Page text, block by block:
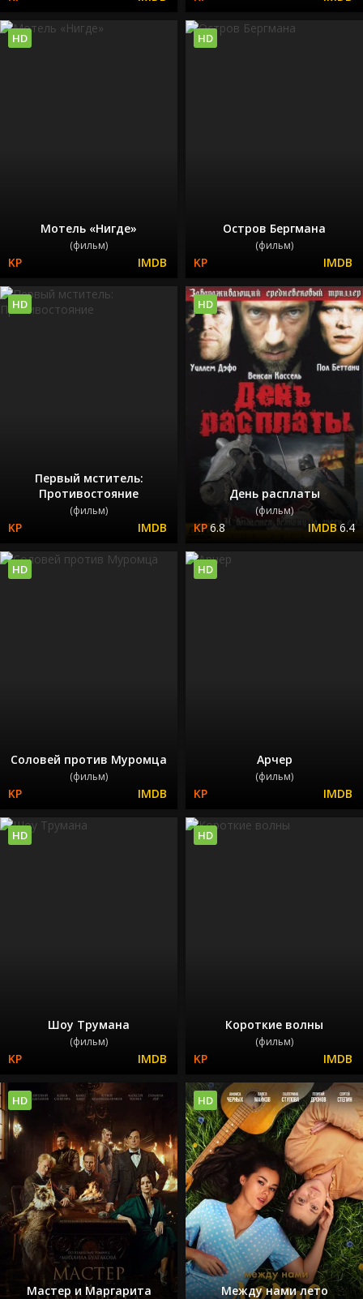
Мотель «Нигде»
(фильм)
HD
Остров Бергмана
(фильм)
HD
Первый мститель:
Противостояние
(фильм)
HD
День расплаты
(фильм)
6.8 6.4
HD
Соловей против Муромца
(фильм)
HD
Арчер
(фильм)
HD
Шоу Трумана
(фильм)
HD
Короткие волны
(фильм)
HD
Мастер и Маргарита
HD
Между нами лето
HD